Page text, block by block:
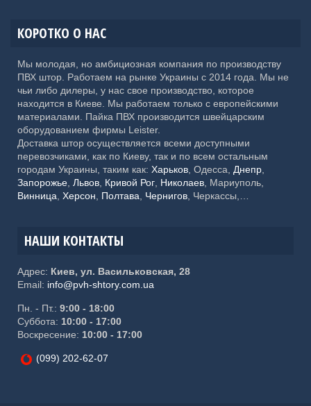
КОРОТКО О НАС
Мы молодая, но амбициозная компания по производству
ПВХ штор. Работаем на рынке Украины с 2014 года. Мы не
чьи либо дилеры, у нас свое производство, которое
находится в Киеве. Мы работаем только с европейскими
материалами. Пайка ПВХ производится швейцарским
оборудованием фирмы Leister.
Доставка штор осуществляется всеми доступными
перевозчиками, как по Киеву, так и по всем остальным
городам Украины, таким как: Харьков , Одесса, Днепр
Запорожье Львов Кривой Рог Николаев , Мариуполь,
Винница Херсон Полтава Чернигов , Черкассы,
Кременчуг, Луцк, Белая Церковь, Краматорск, Мелитополь,
Ужгород, Славянск, Никополь, Бердянск, Бровары,
НАШИ КОНТАКТЫ
Адрес: Киев, ул. Васильковская, 28
Email: info@pvh-shtory.com.ua
Пн. - Пт.: 9:00 - 18:00
Суббота: 10:00 - 17:00
Воскресение: 10:00 - 17:00
(099) 202-62-07